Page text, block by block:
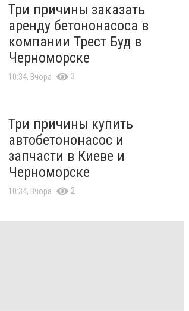
Три причины заказать
аренду бетононасоса в
компании Трест Буд в
Черноморске
10:34, Вчора 3
Три причины купить
автобетононасос и
запчасти в Киеве и
Черноморске
10:34, Вчора 2